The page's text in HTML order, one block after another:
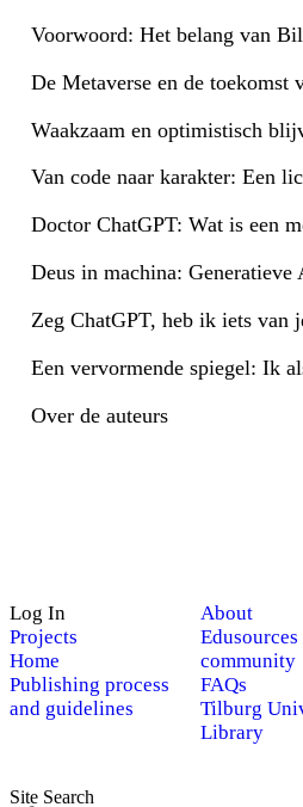
Voorwoord: Het belang van
De Metaverse en de toekomst
Waakzaam en optimistisch
Van code naar karakter: Een
Doctor ChatGPT: Wat is een
Deus in machina:
Zeg ChatGPT, heb ik iets van
Een vervormende spiegel: Ik
Over de auteurs
Log In
Projects
Home
Publishing process
and guidelines
About
Edusources
community
FAQs
Tilburg
Library
Site Search